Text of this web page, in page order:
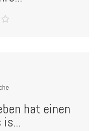
hat einen
is...